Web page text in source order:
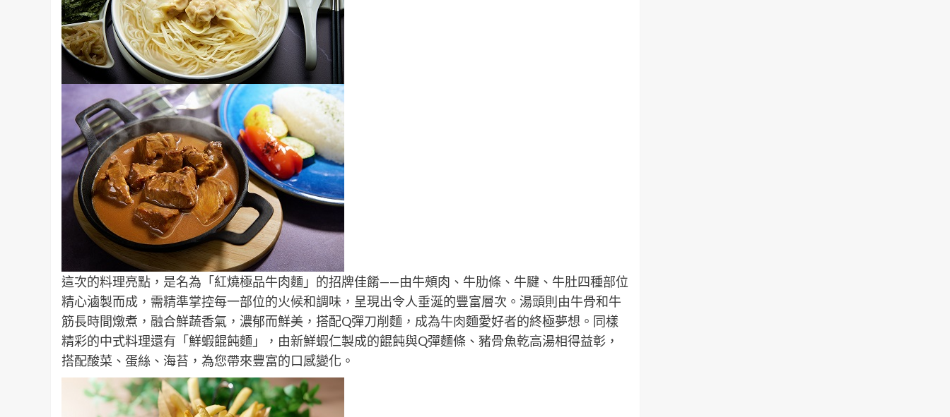
這次的料理亮點，是名為「紅燒極品牛肉麵」的招牌佳餚——由牛頰肉、牛肋條、牛腱、牛肚四種部位
精心滷製而成，需精準掌控每一部位的火候和調味，呈現出令人垂涎的豐富層次。湯頭則由牛骨和牛
筋長時間燉煮，融合鮮蔬香氣，濃郁而鮮美，搭配Q彈刀削麵，成為牛肉麵愛好者的終極夢想。同樣
精彩的中式料理還有「鮮蝦餛飩麵」，由新鮮蝦仁製成的餛飩與Q彈麵條、豬骨魚乾高湯相得益彰，
搭配酸菜、蛋絲、海苔，為您帶來豐富的口感變化。